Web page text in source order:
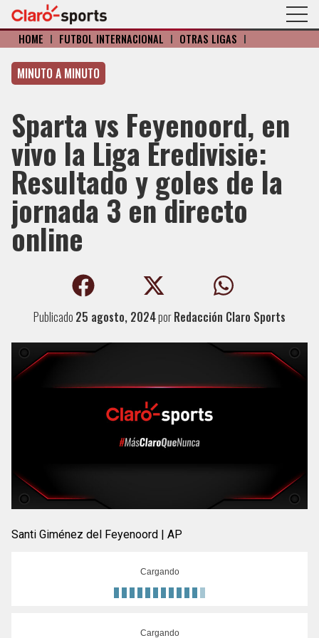
HOME I FÚTBOL INTERNACIONAL I OTRAS LIGAS I
MINUTO A MINUTO
Sparta vs Feyenoord, en
vivo la Liga Eredivisie:
Resultado y goles de la
jornada 3 en directo
online
Publicado 25 agosto, 2024porRedacción Claro Sports
Santi Giménez del Feyenoord | AP
Cargando
Cargando